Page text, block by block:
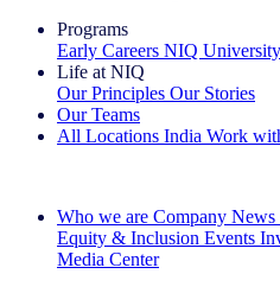
Programs
Early Careers NIQ University
Life at NIQ
Our Principles Our Stories
Our Teams
All Locations India Work
Who we are Company News
Equity & Inclusion Events
Media Center